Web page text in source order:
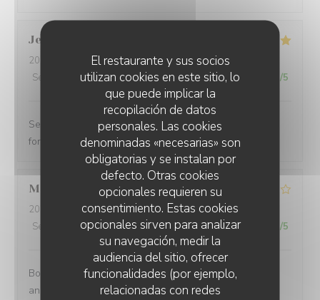
El restaurante y sus socios
utilizan cookies en este sitio, lo
que puede implicar la
recopilación de datos
personales. Las cookies
denominadas «necesarias» son
obligatorias y se instalan por
defecto. Otras cookies
opcionales requieren su
consentimiento. Estas cookies
opcionales sirven para analizar
su navegación, medir la
audiencia del sitio, ofrecer
funcionalidades (por ejemplo,
relacionadas con redes
Jean paul
2026-08-01
- 20:30 - Invitados 6
Servicio
/5 Ambiente:5/5 Menú : 5/5 Calidad / Precio /5
Service excellent. Repas de qualité. Je recommande
fortement
Mathias
2026-08-02 - 12:15 - Invitados 8
Servicio
/5 Ambiente: 4/5 Menú: 5/5 Calidad / Precio /5
Bonne endroit un petit 🎁 à l occasion de mon
anniversaire aurait été sympa vue que nous venons